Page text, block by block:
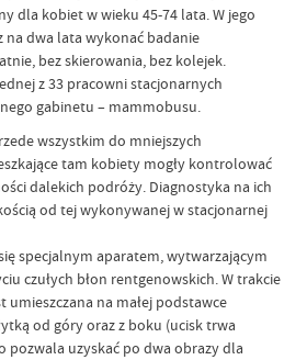
dla kobiet w wieku 45-74 lata. W jego
na dwa lata wykonać badanie
bez skierowania, bez kolejek.
z 33 pracowni stacjonarnych
gabinetu – mammobusu.
wszystkim do mniejszych
tam kobiety mogły kontrolować
dalekich podróży. Diagnostyka na ich
od tej wykonywanej w stacjonarnej
specjalnym aparatem, wytwarzającym
czułych błon rentgenowskich. W trakcie
umieszczana na małej podstawce
od góry oraz z boku (ucisk trwa
pozwala uzyskać po dwa obrazy dla